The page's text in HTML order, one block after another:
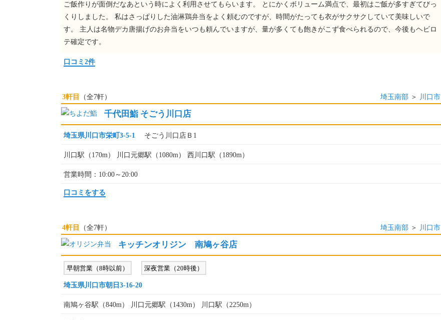
ご飯作りが面倒だなあという時によく利用させてもらいます。 とにかくボリューム満点で、最初はご飯が多すぎてびっ
くりしました。 私はさっぱりした油淋鶏弁当をよく頼むのですが、時間がたっても衣がサクサクしていて美味しいで
す。 主人は名物デカ唐揚げのお弁当をいつも頼んでいますが、量が多くても飽きがこず食べられるので、今後もヘビロ
テ確定です。
口コミ2件
3軒目 （全7軒） 埼玉南部 ＞ 川口市
千代田鮨 そごう川口店
埼玉県川口市栄町3-5-1 そごう川口店Ｂ1
川口駅（170m） 川口元郷駅（1080m） 西川口駅（1890m）
営業時間：10:00～20:00
口コミをする
4軒目 （全7軒） 埼玉南部 ＞ 川口市
キッチンオリジン 南鳩ヶ谷店
早朝営業（8時以前） 深夜営業（20時後）
埼玉県川口市朝日3-16-20
南鳩ヶ谷駅（840m） 川口元郷駅（1430m） 川口駅（2250m）